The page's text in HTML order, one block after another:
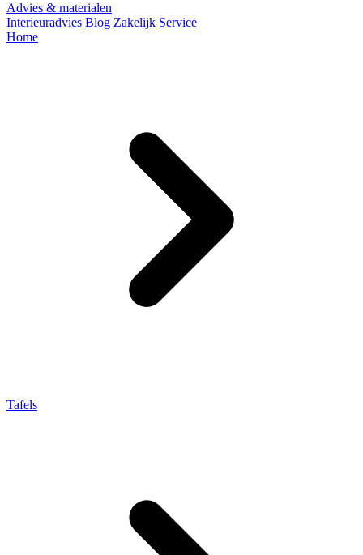
Advies & materialen
Interieuradvies Blog Zakelijk Service
Home
Tafels